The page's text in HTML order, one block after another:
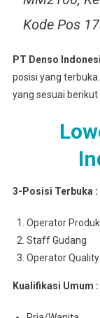
Kode Pos
PT Denso
posisi yang
yang sesuai
3-Posisi Terbuka :
Operator
Staff Gudang
Operator Quality
Kualifikasi Umum :